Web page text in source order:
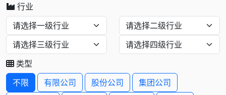
行业
类型
不限
有限公司 股份公司
集团公司